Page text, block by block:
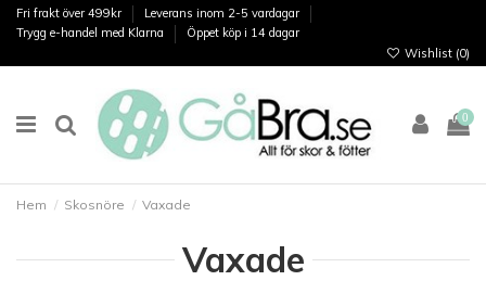
Fri frakt över 499kr
Leverans inom 2-5 vardagar
Trygg e-handel med Klarna
Öppet köp i 14 dagar
Wishlist (0)
0
Hem Skosnöre Vaxade
Vaxade